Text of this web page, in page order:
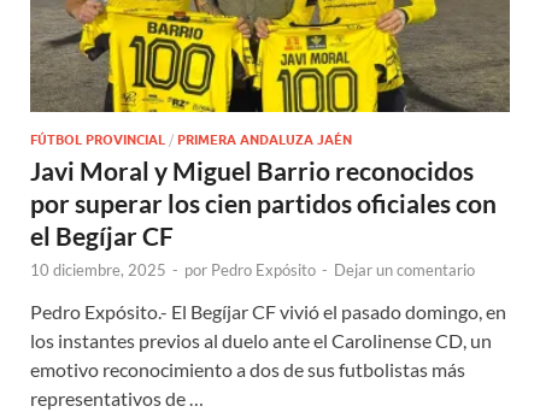
FÚTBOL PROVINCIAL / PRIMERA ANDALUZA JAÉN
Javi Moral y Miguel Barrio reconocidos
por superar los cien partidos oficiales con
el Begíjar CF
10 diciembre, 2025 - por Pedro Expósito - Dejar un comentario
Pedro Expósito.- El Begíjar CF vivió el pasado domingo, en
los instantes previos al duelo ante el Carolinense CD, un
emotivo reconocimiento a dos de sus futbolistas más
representativos de …